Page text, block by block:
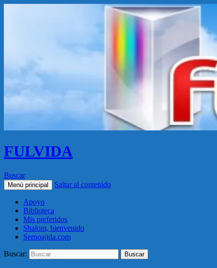
FULVIDA
Buscar
Menú principal Saltar al contenido
Apoyo
Biblioteca
Mis preferidos
Shalom, bienvenido
Sernoajida.com
Buscar: